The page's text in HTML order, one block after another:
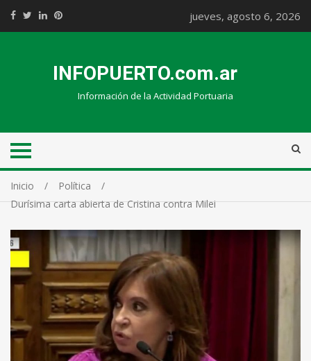
jueves, agosto 6, 2026
INFOPUERTO.com.ar
Información de la Actividad Portuaria
Inicio
Política
Durísima carta abierta de Cristina contra Milei